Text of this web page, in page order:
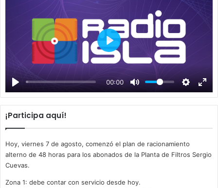
00:00
P
a
y
¡Participa aquí!
Hoy, viernes 7 de agosto, comenzó el plan de racionamiento
alterno de 48 horas para los abonados de la Planta de Filtros Sergio
Cuevas.
Zona 1: debe contar con servicio desde hoy.